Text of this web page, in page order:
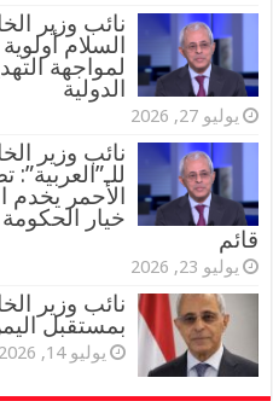
نائب وزير
السلام
لمواجهة
الدولية
يوليو 27, 2026
نائب وزير
الأحمر يخدم
خيار
قائم
يوليو 23, 2026
نائب وزير
بمستقبل
يوليو 14, 2026